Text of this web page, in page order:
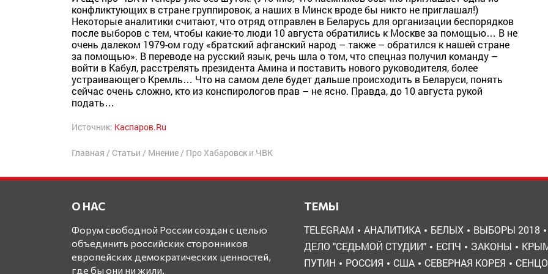
конфликтующих в стране группировок, а наших в Минск вроде бы никто не приглашал!)
Некоторые аналитики считают, что отряд отправлен в Беларусь для организации беспорядков
после выборов с тем, чтобы какие-то люди 10 августа обратились к Москве за помощью… В не
очень далеком 1979-ом году «братский афганский народ – также – обратился к нашей стране
за помощью». В переводе на русский язык, речь шла о том, что спецназ получил команду –
войти в Кабул, расстрелять президента Амина и поставить нового руководителя, более
устраивающего Кремль… Что на самом деле будет дальше происходить в Беларуси, понять
сейчас очень сложно, кто из конспирологов прав – не ясно. Правда, до 10 августа рукой
подать…
Источник: Каспаров.Ru
Главная / Статьи / Мнение/ Про Хабаровск и ЧВК
О НАС
Форум свободной России создан с целью
объединить российских сторонников
европейских демократических ценностей,
где бы они ни жили.
ТЕМЫ
TELEGRAM АНАЛИТИКА БЕЛЫХ
ВЫБОРЫ 2018
ДЕЛО "СЕДЬМОЙ СТУДИИ"
ЕСПЧ ЗАКОНЫ
ПУТИН
РОССИЯ США СЕВЕРНАЯ КОРЕЯ